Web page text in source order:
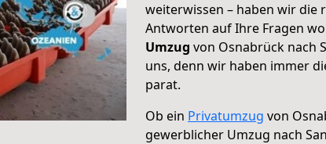
weiterwissen – haben wir die
Antworten auf Ihre Fragen
Umzug von Osnabrück nach
uns, denn wir haben immer
parat.
Ob ein Privatumzug von
gewerblicher Umzug nach